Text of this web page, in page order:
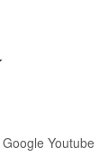
Google Youtube